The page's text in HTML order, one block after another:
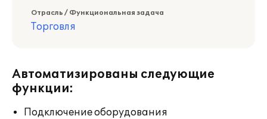
Отрасль / Функциональная задача
Торговля
Автоматизированы следующие
функции:
Подключение оборудования